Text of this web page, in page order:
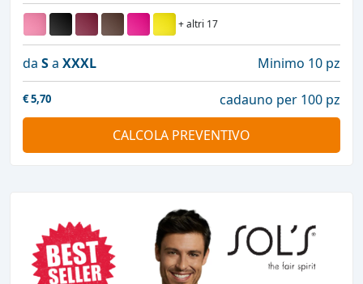
+ altri 17
da Sa XXXL Minimo 10 pz
€5,70
cadauno per 100 pz
CALCOLA PREVENTIVO